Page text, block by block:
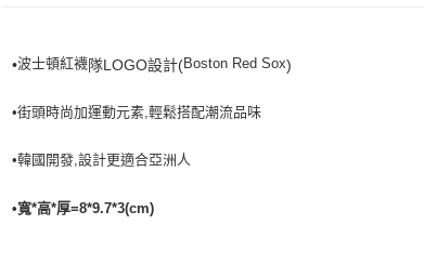
•波士頓紅襪隊LOGO設計(Boston Red Sox)
•街頭時尚加運動元素,輕鬆搭配潮流品味
•韓國開發,設計更適合亞洲人
•寬*高*厚=8*9.7*3(cm)